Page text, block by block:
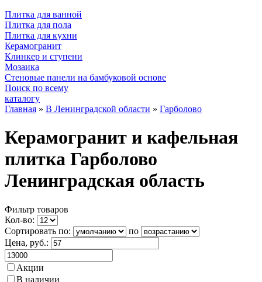
Плитка для ванной
Плитка для пола
Плитка для кухни
Керамогранит
Клинкер и ступени
Мозаика
Стеновые панели на бамбуковой основе
Поиск по всему
каталогу
Главная » В Ленинградской области » Гарболово
Керамогранит и кафельная
плитка Гарболово
Ленинградская область
Фильтр товаров
Кол-во:
Сортировать по:
по
Цена, руб.:
Акции
В наличии